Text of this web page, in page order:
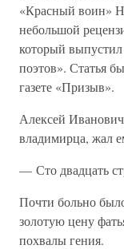
«Красный воин»
небольшой
который
поэтов». Статья
газете «Призыв».
Алексей
владимирца, жал
— Сто двадцать
Почти больно
золотую цену
похвалы гения.